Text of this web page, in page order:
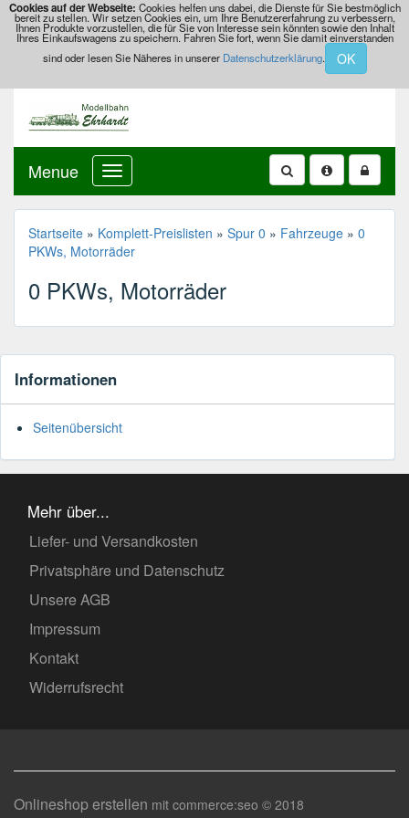
Cookies auf der Webseite: Cookies helfen uns dabei, die Dienste für Sie bestmöglich
bereit zu stellen. Wir setzen Cookies ein, um Ihre Benutzererfahrung zu verbessern,
Ihnen Produkte vorzustellen, die für Sie von Interesse sein könnten sowie den Inhalt
Ihres Einkaufswagens zu speichern. Fahren Sie fort, wenn Sie damit einverstanden
sind oder lesen Sie Näheres in unserer Datenschutzerklärung. OK
Menue
Startseite » Komplett-Preislisten » Spur 0 » Fahrzeuge » 0
PKWs, Motorräder
0 PKWs, Motorräder
Informationen
Seitenübersicht
Mehr über...
Liefer- und Versandkosten
Privatsphäre und Datenschutz
Unsere AGB
Impressum
Kontakt
Widerrufsrecht
Onlineshop erstellen mit commerce:seo © 2018